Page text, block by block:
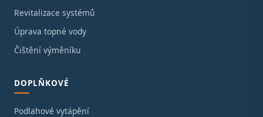
Revitalizace systémů
Úprava topné vody
Čištění výměníku
DOPLŇKOVÉ
Podlahové vytápění